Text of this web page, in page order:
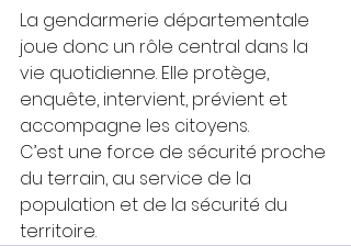
La gendarmerie départementale
joue donc un rôle central dans la
vie quotidienne. Elle protège,
enquête, intervient, prévient et
accompagne les citoyens.
C’est une force de sécurité proche
du terrain, au service de la
population et de la sécurité du
territoire.